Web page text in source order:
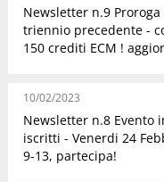
Newsletter n.9
triennio precedente -
150 crediti ECM !
10/02/2023
Newsletter n.8 Evento
iscritti - Venerdi 24
9-13, partecipa!